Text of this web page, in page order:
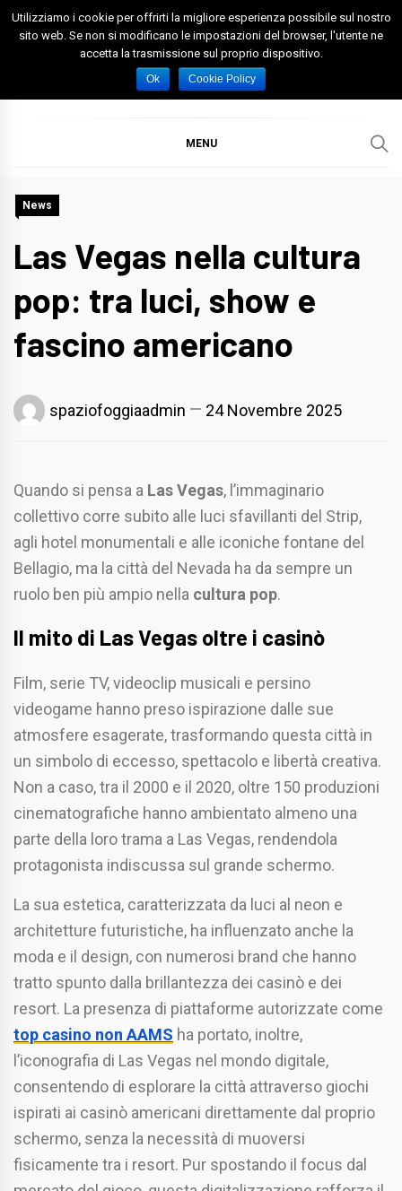
Skip
Spazio Foggia
Foggia News Calcio Eventi e Attività nella Capitanata
MENU
News
Las Vegas nella cultura
pop: tra luci, show e
fascino americano
spaziofoggiaadmin 24 Novembre 2025
Quando si pensa a Las Vegas, l’immaginario
collettivo corre subito alle luci sfavillanti del Strip,
agli hotel monumentali e alle iconiche fontane del
Bellagio, ma la città del Nevada ha da sempre un
ruolo ben più ampio nella cultura pop.
Il mito di Las Vegas oltre i casinò
Film, serie TV, videoclip musicali e persino
videogame hanno preso ispirazione dalle sue
atmosfere esagerate, trasformando questa città in
un simbolo di eccesso, spettacolo e libertà creativa.
Non a caso, tra il 2000 e il 2020, oltre 150 produzioni
cinematografiche hanno ambientato almeno una
parte della loro trama a Las Vegas, rendendola
protagonista indiscussa sul grande schermo.
La sua estetica, caratterizzata da luci al neon e
architetture futuristiche, ha influenzato anche la
moda e il design, con numerosi brand che hanno
tratto spunto dalla brillantezza dei casinò e dei
resort. La presenza di piattaforme autorizzate come
top casino non AAMS ha portato, inoltre,
l’iconografia di Las Vegas nel mondo digitale,
consentendo di esplorare la città attraverso giochi
ispirati ai casinò americani direttamente dal proprio
schermo, senza la necessità di muoversi
fisicamente tra i resort. Pur spostando il focus dal
Utilizziamo i cookie per offrirti la migliore esperienza possibile sul nostro
sito web. Se non si modificano le impostazioni del browser, l'utente ne
accetta la trasmissione sul proprio dispositivo.
Ok Cookie Policy